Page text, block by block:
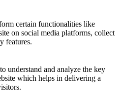
certain functionalities like
on social media platforms, collect
features.
understand and analyze the key
which helps in delivering a